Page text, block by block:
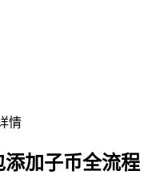
情
添加子币全流程